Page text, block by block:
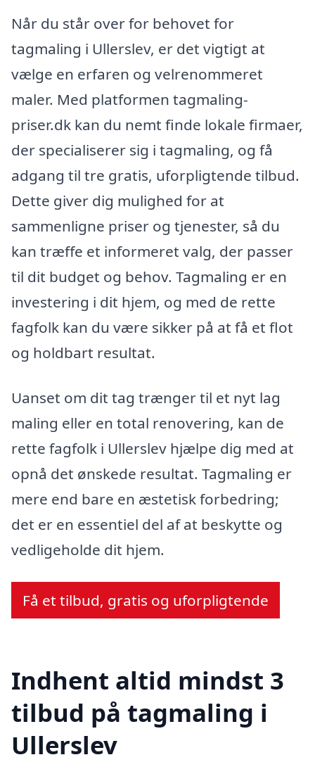
Når du står over for behovet for
tagmaling i Ullerslev, er det vigtigt at
vælge en erfaren og velrenommeret
maler. Med platformen tagmaling-
priser.dk kan du nemt finde lokale firmaer,
der specialiserer sig i tagmaling, og få
adgang til tre gratis, uforpligtende tilbud.
Dette giver dig mulighed for at
sammenligne priser og tjenester, så du
kan træffe et informeret valg, der passer
til dit budget og behov. Tagmaling er en
investering i dit hjem, og med de rette
fagfolk kan du være sikker på at få et flot
og holdbart resultat.
Uanset om dit tag trænger til et nyt lag
maling eller en total renovering, kan de
rette fagfolk i Ullerslev hjælpe dig med at
opnå det ønskede resultat. Tagmaling er
mere end bare en æstetisk forbedring;
det er en essentiel del af at beskytte og
vedligeholde dit hjem.
Få et tilbud, gratis og uforpligtende
Indhent altid mindst 3
tilbud på tagmaling i
Ullerslev